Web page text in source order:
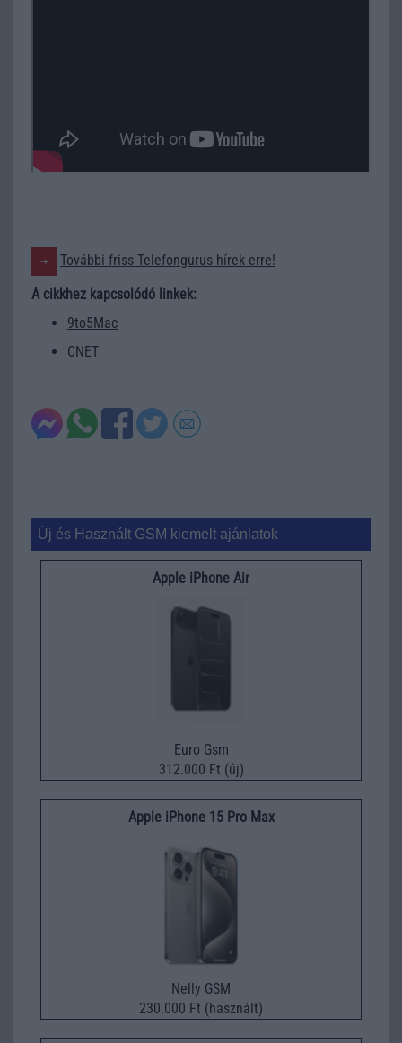
További friss Telefongurus hírek erre!
A cikkhez kapcsolódó linkek:
9to5Mac
CNET
Új és Használt GSM kiemelt ajánlatok
Apple iPhone Air
Euro Gsm
312.000 Ft (új)
Apple iPhone 15 Pro Max
Nelly GSM
230.000 Ft (használt)